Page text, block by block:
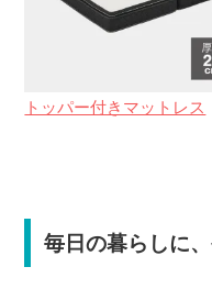
トッパー付きマットレス
毎日の暮らしに